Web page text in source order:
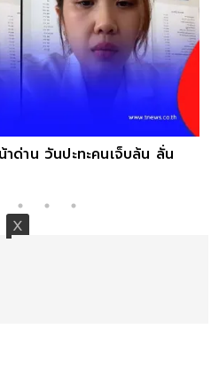
ด่าน วันปะทะคนเจ็บล้น ลั่น